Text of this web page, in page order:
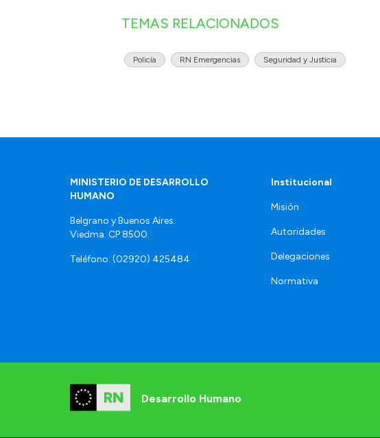
TEMAS RELACIONADOS
Policía RN Emergencias Seguridad y Justicia
MINISTERIO DE DESARROLLO
HUMANO
Belgrano y Buenos Aires.
Viedma. CP 8500.
Teléfono: (02920) 425484
Institucional
Misión
Autoridades
Delegaciones
Normativa
Desarrollo Humano